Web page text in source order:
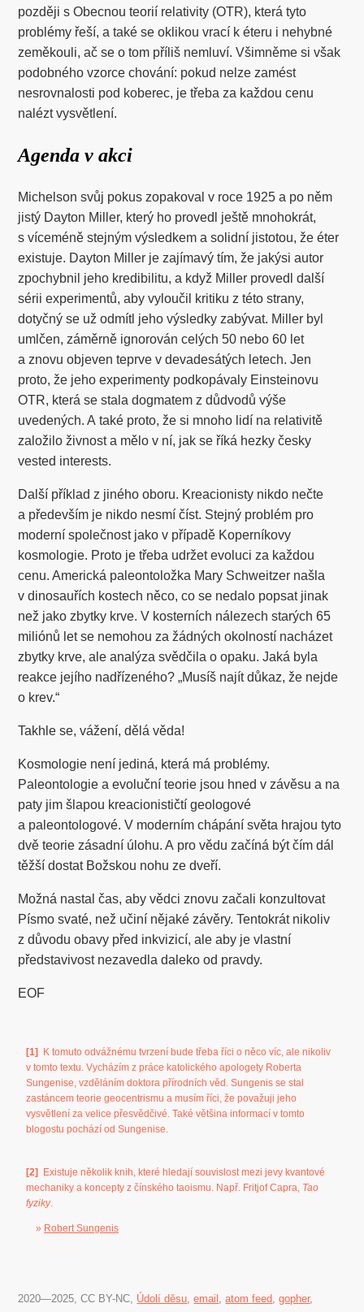
později s Obecnou teorií relativity (OTR), která tyto
problémy řeší, a také se oklikou vrací k éteru i nehybné
zeměkouli, ač se o tom příliš nemluví. Všimněme si však
podobného vzorce chování: pokud nelze zamést
nesrovnalosti pod koberec, je třeba za každou cenu
nalézt vysvětlení.
Agenda v akci
Michelson svůj pokus zopakoval v roce 1925 a po něm
jistý Dayton Miller, který ho provedl ještě mnohokrát,
s víceméně stejným výsledkem a solidní jistotou, že éter
existuje. Dayton Miller je zajímavý tím, že jakýsi autor
zpochybnil jeho kredibilitu, a když Miller provedl další
sérii experimentů, aby vyloučil kritiku z této strany,
dotyčný se už odmítl jeho výsledky zabývat. Miller byl
umlčen, záměrně ignorován celých 50 nebo 60 let
a znovu objeven teprve v devadesátých letech. Jen
proto, že jeho experimenty podkopávaly Einsteinovu
OTR, která se stala dogmatem z důdvodů výše
uvedených. A také proto, že si mnoho lidí na relativitě
založilo živnost a mělo v ní, jak se říká hezky česky
vested interests.
Další příklad z jiného oboru. Kreacionisty nikdo nečte
a především je nikdo nesmí číst. Stejný problém pro
moderní společnost jako v případě Koperníkovy
kosmologie. Proto je třeba udržet evoluci za každou
cenu. Americká paleontoložka Mary Schweitzer našla
v dinosauřích kostech něco, co se nedalo popsat jinak
než jako zbytky krve. V kosterních nálezech starých 65
miliónů let se nemohou za žádných okolností nacházet
zbytky krve, ale analýza svědčila o opaku. Jaká byla
reakce jejího nadřízeného? „Musíš najít důkaz, že nejde
o krev.“
Takhle se, vážení, dělá věda!
Kosmologie není jediná, která má problémy.
Paleontologie a evoluční teorie jsou hned v závěsu a na
paty jim šlapou kreacionističtí geologové
a paleontologové. V moderním chápání světa hrajou tyto
dvě teorie zásadní úlohu. A pro vědu začíná být čím dál
těžší dostat Božskou nohu ze dveří.
Možná nastal čas, aby vědci znovu začali konzultovat
Písmo svaté, než učiní nějaké závěry. Tentokrát nikoliv
z důvodu obavy před inkvizicí, ale aby je vlastní
představivost nezavedla daleko od pravdy.
EOF
[1] K tomuto odvážnému tvrzení bude třeba říci o něco víc, ale nikoliv
v tomto textu. Vycházím z práce katolického apologety Roberta
Sungenise, vzděláním doktora přírodních věd. Sungenis se stal
zastáncem teorie geocentrismu a musím říci, že považuji jeho
vysvětlení za velice přesvědčivé. Také většina informací v tomto
blogostu pochází od Sungenise.
[2] Existuje několik knih, které hledají souvislost mezi jevy kvantové
mechaniky a koncepty z čínského taoismu. Např. Fritjof Capra, Tao
fyziky.
» Robert Sungenis
2020―2025, CC BY-NC, Údolí děsu ,email ,atom feed ,gopher,